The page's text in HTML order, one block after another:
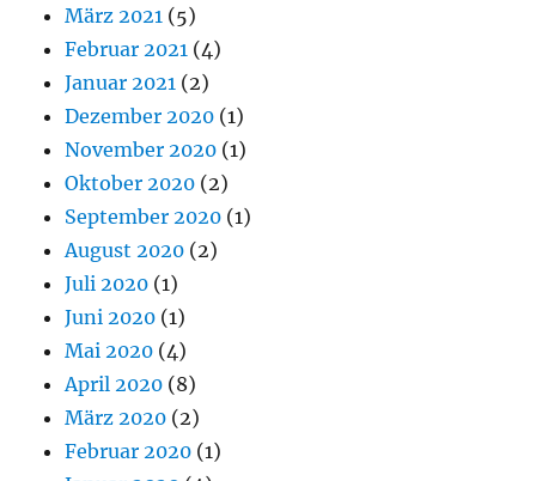
März 2021 (5)
Februar 2021 (4)
Januar 2021 (2)
Dezember 2020 (1)
November 2020 (1)
Oktober 2020 (2)
September 2020 (1)
August 2020 (2)
Juli 2020 (1)
Juni 2020 (1)
Mai 2020 (4)
April 2020 (8)
März 2020 (2)
Februar 2020 (1)